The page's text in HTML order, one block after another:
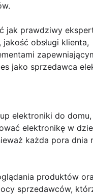
jak prawdziwy
obsługi klienta,
jako sprzedawca
elektroniki do domu,
elektronikę w
każda pora dnia
produktów
sprzedawców,